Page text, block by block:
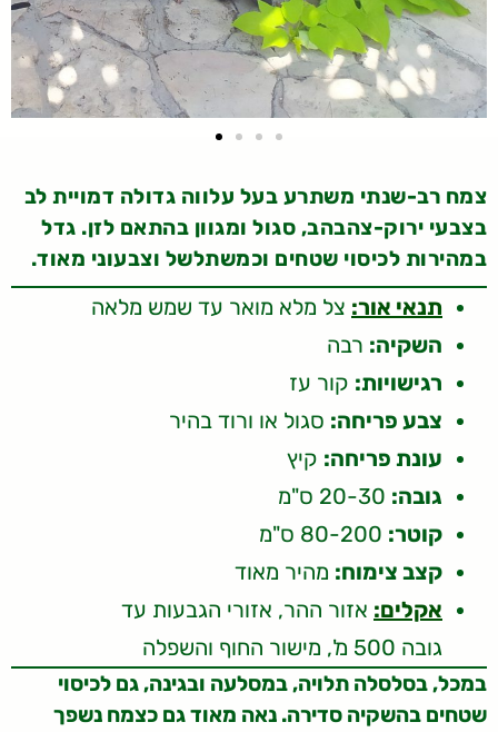
צמח רב-שנתי משתרע בעל עלווה גדולה דמויית לב
בצבעי ירוק-צהבהב, סגול ומגוון בהתאם לזן. גדל
במהירות לכיסוי שטחים וכמשתלשל וצבעוני מאוד.
תנאי אור: צל מלא מואר עד שמש מלאה
השקיה: רבה
רגישויות: קור עז
צבע פריחה: סגול או ורוד בהיר
עונת פריחה: קיץ
גובה:
קוטר:
קצב צימוח: מהיר מאוד
אקלים: אזור ההר, אזורי הגבעות עד
גובה 500 מ', מישור החוף והשפלה
במכל, בסלסלה תלויה, במסלעה ובגינה, גם לכיסוי
שטחים בהשקיה סדירה. נאה מאוד גם כצמח נשפך